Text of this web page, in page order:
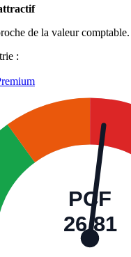
de la valeur comptable.
:
PCF
26,81